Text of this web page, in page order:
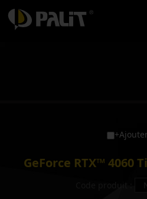
GeForce RTX™ 4060